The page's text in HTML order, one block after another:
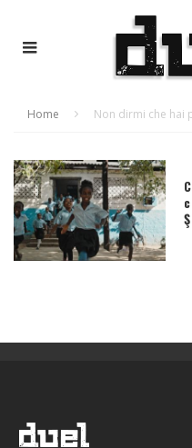
Home Non dirmi che hai